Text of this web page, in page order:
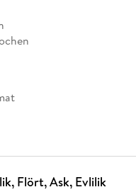
Flört, Ask, Evlilik